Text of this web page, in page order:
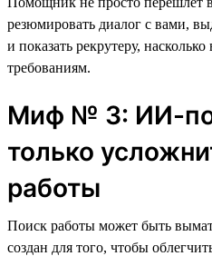
резюмировать диалог с вами,
и показать рекрутеру, насколько
требованиям.
Миф № 3: ИИ-
только
работы
Поиск работы может быть
создан для того, чтобы